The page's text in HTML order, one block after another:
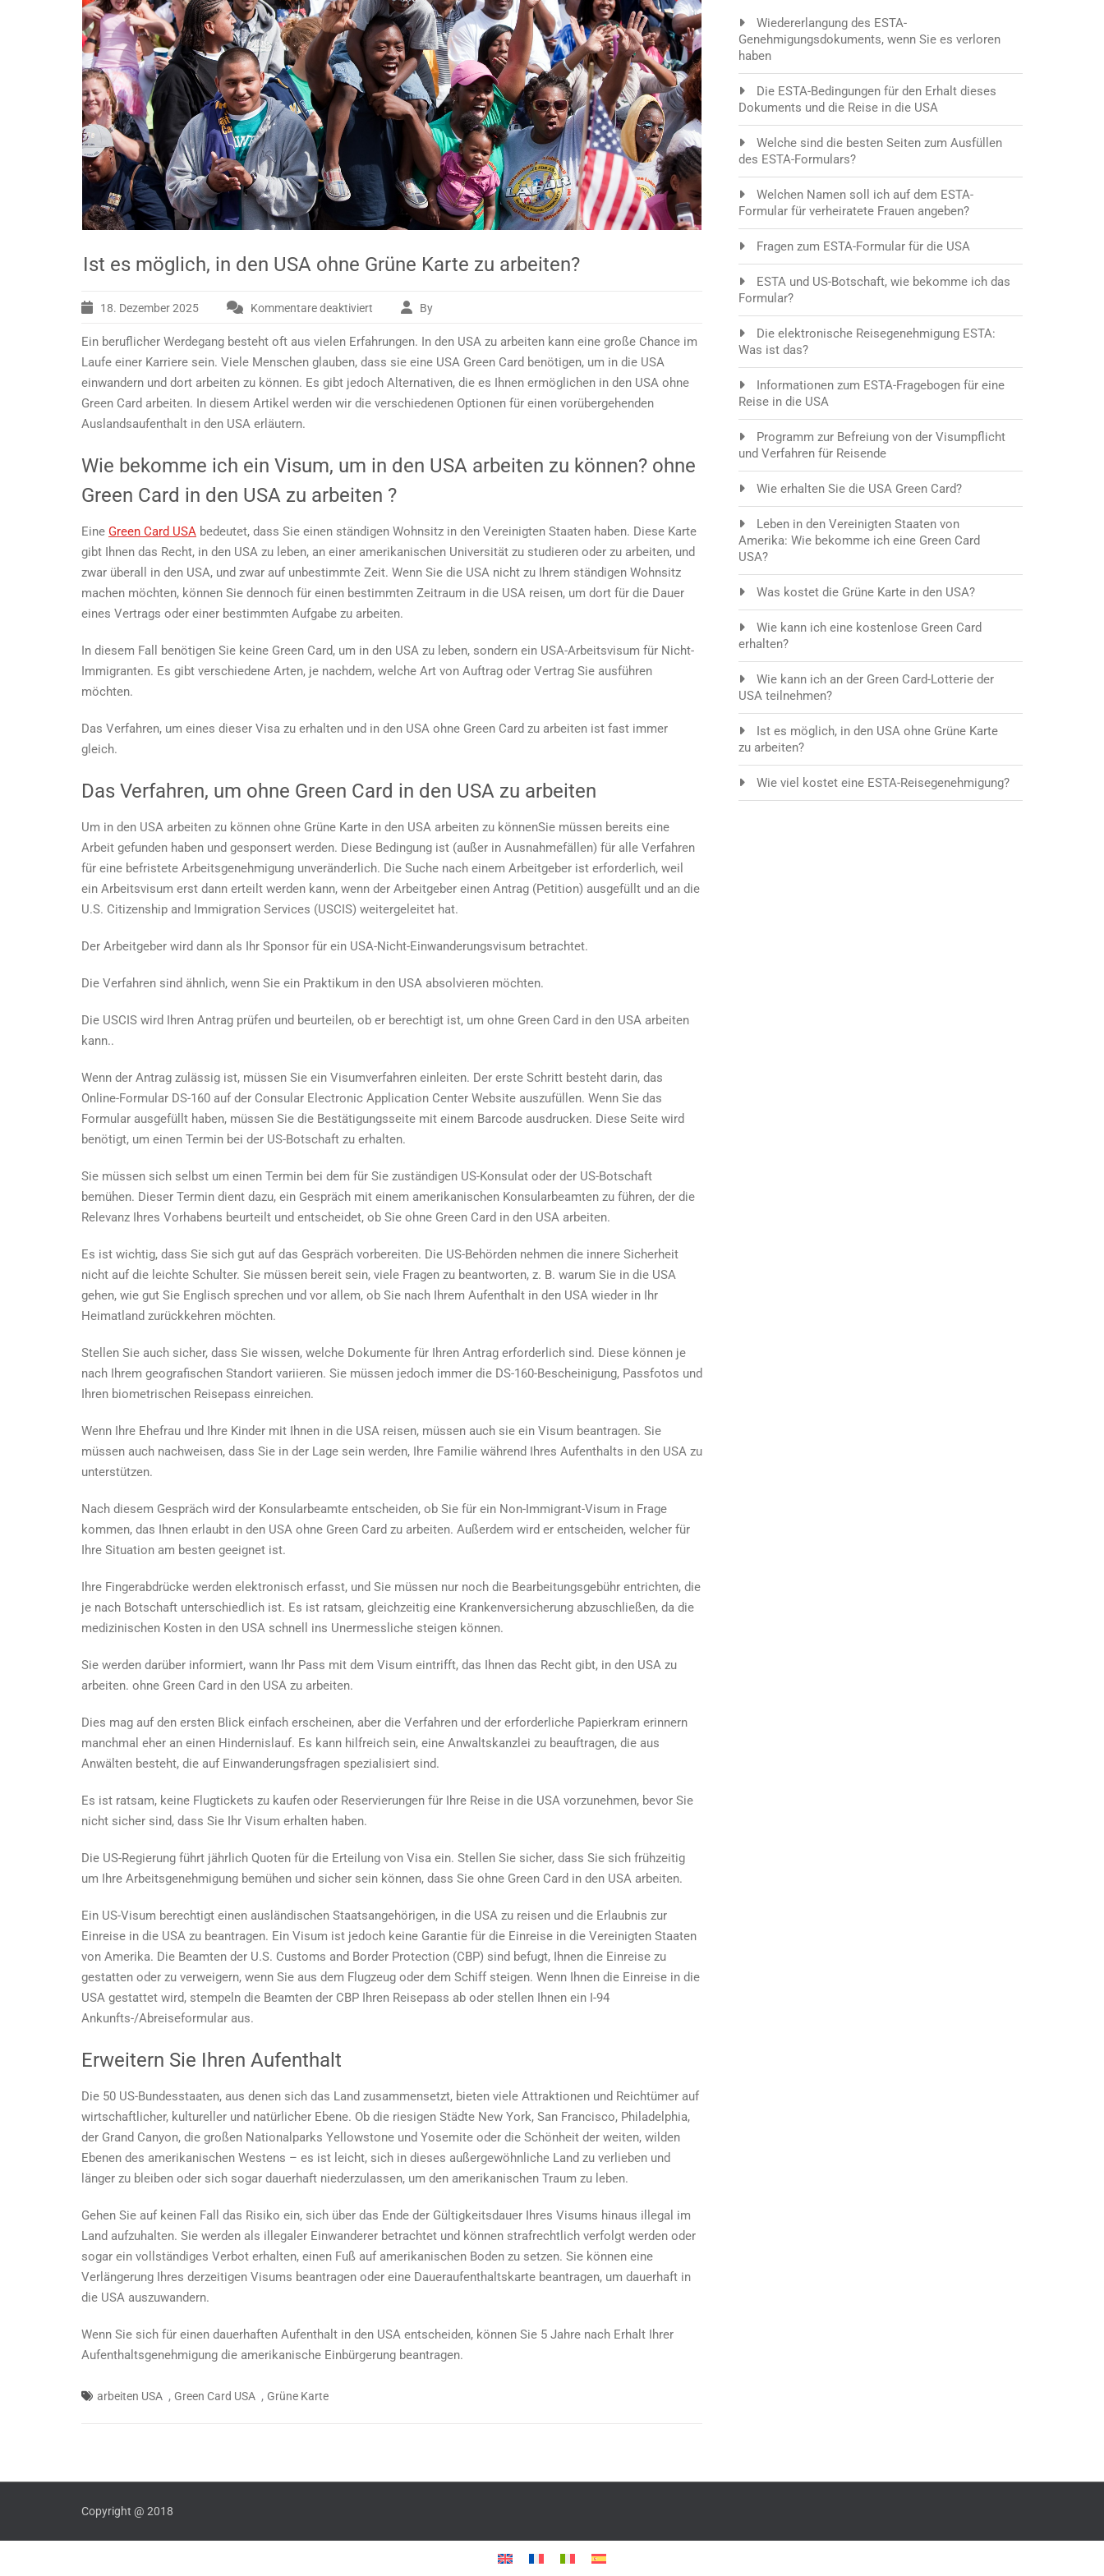
Ist es möglich, in den USA ohne Grüne Karte zu arbeiten?
18. Dezember 2025 Kommentare deaktiviert
es
möglich,
in
Karte
arbeiten?
By
Ein beruflicher Werdegang besteht oft aus vielen Erfahrungen. In den USA zu arbeiten kann eine große Chance im
Laufe einer Karriere sein. Viele Menschen glauben, dass sie eine USA Green Card benötigen, um in die USA
einwandern und dort arbeiten zu können. Es gibt jedoch Alternativen, die es Ihnen ermöglichen in den USA ohne
Green Card arbeiten. In diesem Artikel werden wir die verschiedenen Optionen für einen vorübergehenden
Auslandsaufenthalt in den USA erläutern.
Wie bekomme ich ein Visum, um in den USA arbeiten zu können? ohne
Green Card in den USA zu arbeiten ?
Eine Green Card USA bedeutet, dass Sie einen ständigen Wohnsitz in den Vereinigten Staaten haben. Diese Karte
gibt Ihnen das Recht, in den USA zu leben, an einer amerikanischen Universität zu studieren oder zu arbeiten, und
zwar überall in den USA, und zwar auf unbestimmte Zeit. Wenn Sie die USA nicht zu Ihrem ständigen Wohnsitz
machen möchten, können Sie dennoch für einen bestimmten Zeitraum in die USA reisen, um dort für die Dauer
eines Vertrags oder einer bestimmten Aufgabe zu arbeiten.
In diesem Fall benötigen Sie keine Green Card, um in den USA zu leben, sondern ein USA-Arbeitsvisum für Nicht-
Immigranten. Es gibt verschiedene Arten, je nachdem, welche Art von Auftrag oder Vertrag Sie ausführen
möchten.
Das Verfahren, um eines dieser Visa zu erhalten und in den USA ohne Green Card zu arbeiten ist fast immer
gleich.
Das Verfahren, um ohne Green Card in den USA zu arbeiten
Um in den USA arbeiten zu können ohne Grüne Karte in den USA arbeiten zu könnenSie müssen bereits eine
Arbeit gefunden haben und gesponsert werden. Diese Bedingung ist (außer in Ausnahmefällen) für alle Verfahren
für eine befristete Arbeitsgenehmigung unveränderlich. Die Suche nach einem Arbeitgeber ist erforderlich, weil
ein Arbeitsvisum erst dann erteilt werden kann, wenn der Arbeitgeber einen Antrag (Petition) ausgefüllt und an die
U.S. Citizenship and Immigration Services (USCIS) weitergeleitet hat.
Der Arbeitgeber wird dann als Ihr Sponsor für ein USA-Nicht-Einwanderungsvisum betrachtet.
Die Verfahren sind ähnlich, wenn Sie ein Praktikum in den USA absolvieren möchten.
Die USCIS wird Ihren Antrag prüfen und beurteilen, ob er berechtigt ist, um ohne Green Card in den USA arbeiten
kann..
Wenn der Antrag zulässig ist, müssen Sie ein Visumverfahren einleiten. Der erste Schritt besteht darin, das
Online-Formular DS-160 auf der Consular Electronic Application Center Website auszufüllen. Wenn Sie das
Formular ausgefüllt haben, müssen Sie die Bestätigungsseite mit einem Barcode ausdrucken. Diese Seite wird
benötigt, um einen Termin bei der US-Botschaft zu erhalten.
Sie müssen sich selbst um einen Termin bei dem für Sie zuständigen US-Konsulat oder der US-Botschaft
bemühen. Dieser Termin dient dazu, ein Gespräch mit einem amerikanischen Konsularbeamten zu führen, der die
Relevanz Ihres Vorhabens beurteilt und entscheidet, ob Sie ohne Green Card in den USA arbeiten.
Es ist wichtig, dass Sie sich gut auf das Gespräch vorbereiten. Die US-Behörden nehmen die innere Sicherheit
nicht auf die leichte Schulter. Sie müssen bereit sein, viele Fragen zu beantworten, z. B. warum Sie in die USA
gehen, wie gut Sie Englisch sprechen und vor allem, ob Sie nach Ihrem Aufenthalt in den USA wieder in Ihr
Heimatland zurückkehren möchten.
Stellen Sie auch sicher, dass Sie wissen, welche Dokumente für Ihren Antrag erforderlich sind. Diese können je
nach Ihrem geografischen Standort variieren. Sie müssen jedoch immer die DS-160-Bescheinigung, Passfotos und
Ihren biometrischen Reisepass einreichen.
Wenn Ihre Ehefrau und Ihre Kinder mit Ihnen in die USA reisen, müssen auch sie ein Visum beantragen. Sie
müssen auch nachweisen, dass Sie in der Lage sein werden, Ihre Familie während Ihres Aufenthalts in den USA zu
unterstützen.
Nach diesem Gespräch wird der Konsularbeamte entscheiden, ob Sie für ein Non-Immigrant-Visum in Frage
kommen, das Ihnen erlaubt in den USA ohne Green Card zu arbeiten. Außerdem wird er entscheiden, welcher für
Ihre Situation am besten geeignet ist.
Ihre Fingerabdrücke werden elektronisch erfasst, und Sie müssen nur noch die Bearbeitungsgebühr entrichten, die
je nach Botschaft unterschiedlich ist. Es ist ratsam, gleichzeitig eine Krankenversicherung abzuschließen, da die
medizinischen Kosten in den USA schnell ins Unermessliche steigen können.
Sie werden darüber informiert, wann Ihr Pass mit dem Visum eintrifft, das Ihnen das Recht gibt, in den USA zu
arbeiten. ohne Green Card in den USA zu arbeiten.
Dies mag auf den ersten Blick einfach erscheinen, aber die Verfahren und der erforderliche Papierkram erinnern
manchmal eher an einen Hindernislauf. Es kann hilfreich sein, eine Anwaltskanzlei zu beauftragen, die aus
Anwälten besteht, die auf Einwanderungsfragen spezialisiert sind.
Es ist ratsam, keine Flugtickets zu kaufen oder Reservierungen für Ihre Reise in die USA vorzunehmen, bevor Sie
nicht sicher sind, dass Sie Ihr Visum erhalten haben.
Die US-Regierung führt jährlich Quoten für die Erteilung von Visa ein. Stellen Sie sicher, dass Sie sich frühzeitig
um Ihre Arbeitsgenehmigung bemühen und sicher sein können, dass Sie ohne Green Card in den USA arbeiten.
Ein US-Visum berechtigt einen ausländischen Staatsangehörigen, in die USA zu reisen und die Erlaubnis zur
Einreise in die USA zu beantragen. Ein Visum ist jedoch keine Garantie für die Einreise in die Vereinigten Staaten
von Amerika. Die Beamten der U.S. Customs and Border Protection (CBP) sind befugt, Ihnen die Einreise zu
gestatten oder zu verweigern, wenn Sie aus dem Flugzeug oder dem Schiff steigen. Wenn Ihnen die Einreise in die
USA gestattet wird, stempeln die Beamten der CBP Ihren Reisepass ab oder stellen Ihnen ein I-94
Ankunfts-/Abreiseformular aus.
Erweitern Sie Ihren Aufenthalt
Die 50 US-Bundesstaaten, aus denen sich das Land zusammensetzt, bieten viele Attraktionen und Reichtümer auf
wirtschaftlicher, kultureller und natürlicher Ebene. Ob die riesigen Städte New York, San Francisco, Philadelphia,
der Grand Canyon, die großen Nationalparks Yellowstone und Yosemite oder die Schönheit der weiten, wilden
Ebenen des amerikanischen Westens – es ist leicht, sich in dieses außergewöhnliche Land zu verlieben und
länger zu bleiben oder sich sogar dauerhaft niederzulassen, um den amerikanischen Traum zu leben.
Gehen Sie auf keinen Fall das Risiko ein, sich über das Ende der Gültigkeitsdauer Ihres Visums hinaus illegal im
Land aufzuhalten. Sie werden als illegaler Einwanderer betrachtet und können strafrechtlich verfolgt werden oder
sogar ein vollständiges Verbot erhalten, einen Fuß auf amerikanischen Boden zu setzen. Sie können eine
Verlängerung Ihres derzeitigen Visums beantragen oder eine Daueraufenthaltskarte beantragen, um dauerhaft in
die USA auszuwandern.
Wenn Sie sich für einen dauerhaften Aufenthalt in den USA entscheiden, können Sie 5 Jahre nach Erhalt Ihrer
Aufenthaltsgenehmigung die amerikanische Einbürgerung beantragen.
arbeiten USA , Green Card USA , Grüne Karte
Wiedererlangung des ESTA-
Genehmigungsdokuments, wenn Sie es verloren
haben
Die ESTA-Bedingungen für den Erhalt dieses
Dokuments und die Reise in die USA
Welche sind die besten Seiten zum Ausfüllen
des ESTA-Formulars?
Welchen Namen soll ich auf dem ESTA-
Formular für verheiratete Frauen angeben?
Fragen zum ESTA-Formular für die USA
ESTA und US-Botschaft, wie bekomme ich das
Formular?
Die elektronische Reisegenehmigung ESTA:
Was ist das?
Informationen zum ESTA-Fragebogen für eine
Reise in die USA
Programm zur Befreiung von der Visumpflicht
und Verfahren für Reisende
Wie erhalten Sie die USA Green Card?
Leben in den Vereinigten Staaten von
Amerika: Wie bekomme ich eine Green Card
USA?
Was kostet die Grüne Karte in den USA?
Wie kann ich eine kostenlose Green Card
erhalten?
Wie kann ich an der Green Card-Lotterie der
USA teilnehmen?
Ist es möglich, in den USA ohne Grüne Karte
zu arbeiten?
Wie viel kostet eine ESTA-Reisegenehmigung?
Copyright @ 2018